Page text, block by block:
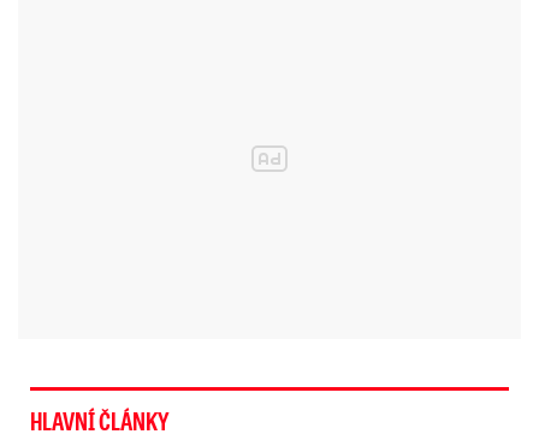
HLAVNÍ ČLÁNKY